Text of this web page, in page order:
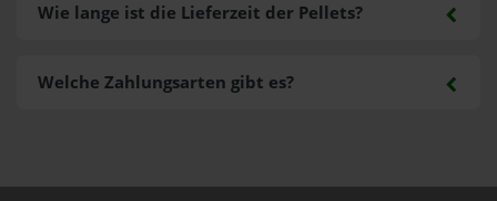
Welche Zahlungsarten gibt es?
Wie lange ist die Lieferzeit der Pellets?